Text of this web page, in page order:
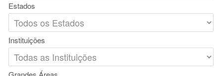
Estados
Instituições